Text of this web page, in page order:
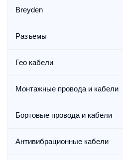
Breyden
Разъемы
Гео кабели
Монтажные провода и кабели
Бортовые провода и кабели
Антивибрационные кабели